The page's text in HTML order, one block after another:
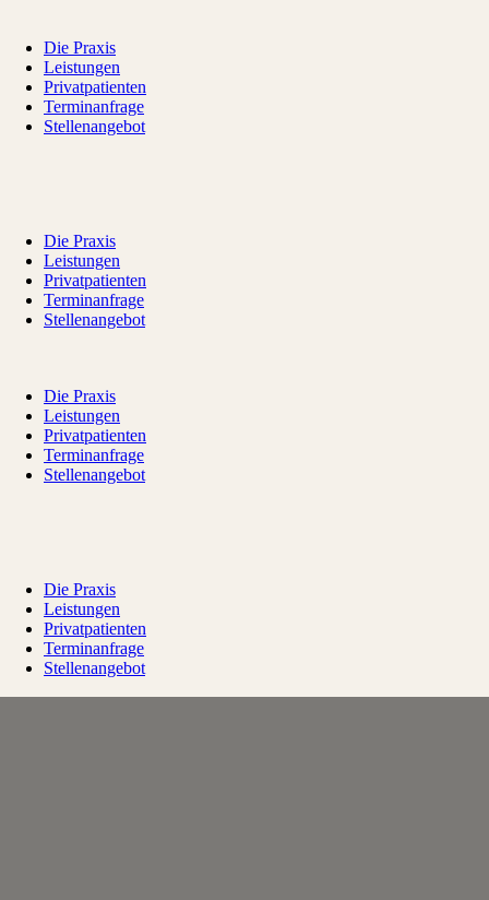
Die Praxis
Leistungen
Privatpatienten
Terminanfrage
Stellenangebot
Die Praxis
Leistungen
Privatpatienten
Terminanfrage
Stellenangebot
Die Praxis
Leistungen
Privatpatienten
Terminanfrage
Stellenangebot
Die Praxis
Leistungen
Privatpatienten
Terminanfrage
Stellenangebot